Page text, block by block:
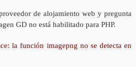
de alojamiento web y pregunta
GD no está habilitado para PHP.
la función imagepng no se detecta en